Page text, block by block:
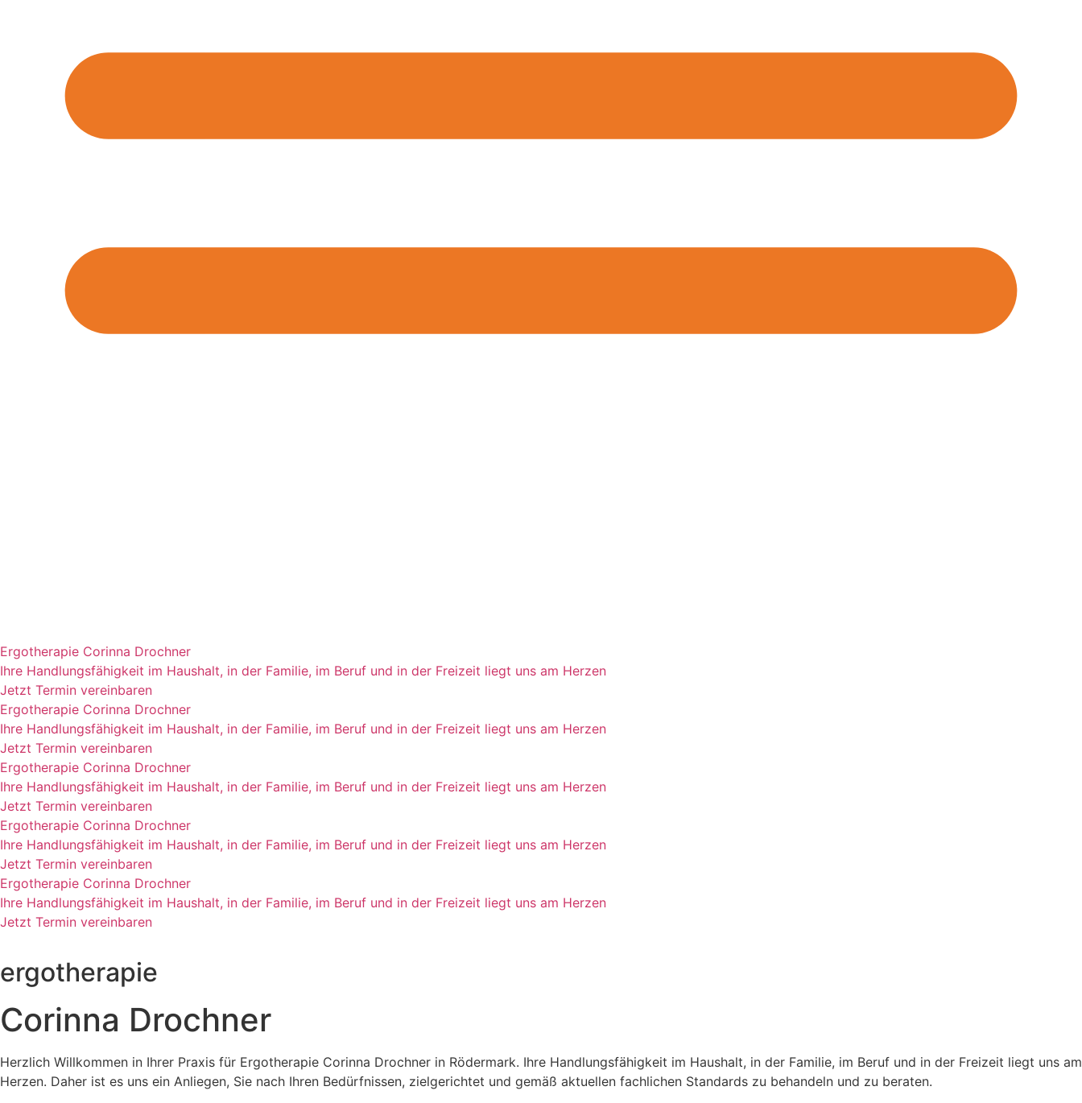
Ergotherapie Corinna Drochner
Ihre Handlungsfähigkeit im Haushalt, in der Familie, im Beruf und in der Freizeit liegt uns am Herzen
Jetzt Termin vereinbaren
Ergotherapie Corinna Drochner
Ihre Handlungsfähigkeit im Haushalt, in der Familie, im Beruf und in der Freizeit liegt uns am Herzen
Jetzt Termin vereinbaren
Ergotherapie Corinna Drochner
Ihre Handlungsfähigkeit im Haushalt, in der Familie, im Beruf und in der Freizeit liegt uns am Herzen
Jetzt Termin vereinbaren
Ergotherapie Corinna Drochner
Ihre Handlungsfähigkeit im Haushalt, in der Familie, im Beruf und in der Freizeit liegt uns am Herzen
Jetzt Termin vereinbaren
Ergotherapie Corinna Drochner
Ihre Handlungsfähigkeit im Haushalt, in der Familie, im Beruf und in der Freizeit liegt uns am Herzen
Jetzt Termin vereinbaren
ergotherapie
Corinna Drochner
Herzlich Willkommen in Ihrer Praxis für Ergotherapie Corinna Drochner in Rödermark. Ihre Handlungsfähigkeit im Haushalt, in der Familie, im Beruf und in der Freizeit liegt uns am
Herzen. Daher ist es uns ein Anliegen, Sie nach Ihren Bedürfnissen, zielgerichtet und gemäß aktuellen fachlichen Standards zu behandeln und zu beraten.